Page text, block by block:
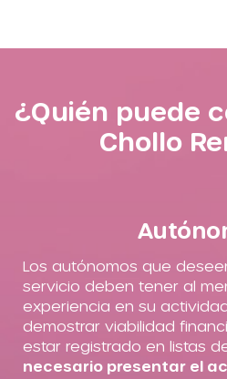
¿Quién puede
Chollo
Los autónomos que
servicio deben tener al
experiencia en su
demostrar viabilidad
estar registrado en listas
necesario presentar el